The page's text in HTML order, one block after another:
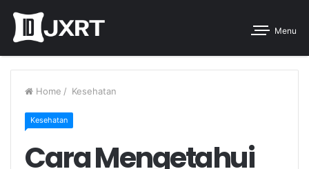
Menu
Home / Kesehatan
Kesehatan
Cara Mengetahui